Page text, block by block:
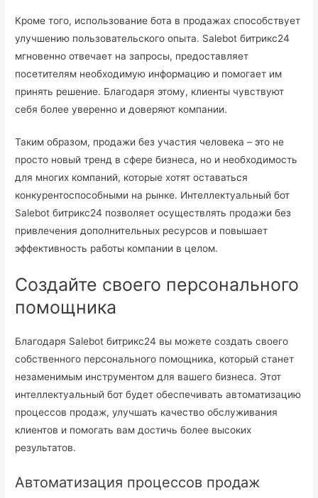
Кроме того, использование бота в продажах способствует
улучшению пользовательского опыта. Salebot битрикс24
мгновенно отвечает на запросы, предоставляет
посетителям необходимую информацию и помогает им
принять решение. Благодаря этому, клиенты чувствуют
себя более уверенно и доверяют компании.
Таким образом, продажи без участия человека – это не
просто новый тренд в сфере бизнеса, но и необходимость
для многих компаний, которые хотят оставаться
конкурентоспособными на рынке. Интеллектуальный бот
Salebot битрикс24 позволяет осуществлять продажи без
привлечения дополнительных ресурсов и повышает
эффективность работы компании в целом.
Создайте своего персонального
помощника
Благодаря Salebot битрикс24 вы можете создать своего
собственного персонального помощника, который станет
незаменимым инструментом для вашего бизнеса. Этот
интеллектуальный бот будет обеспечивать автоматизацию
процессов продаж, улучшать качество обслуживания
клиентов и помогать вам достичь более высоких
результатов.
Автоматизация процессов продаж